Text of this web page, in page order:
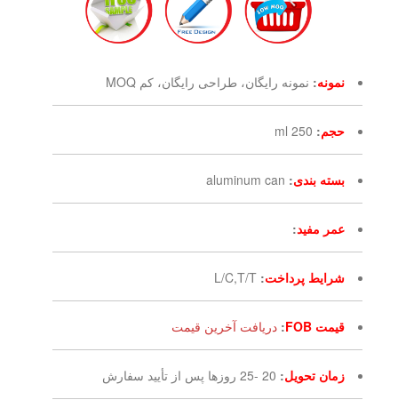
نمونه: نمونه رایگان، طراحی رایگان، کم MOQ
حجم:
250 ml
بسته بندی:
aluminum can
عمر مفید:
شرایط پرداخت:
L/C,T/T
قیمت FOB : دریافت آخرین قیمت
زمان تحویل: 20 -25 روزها پس از تأیید سفارش